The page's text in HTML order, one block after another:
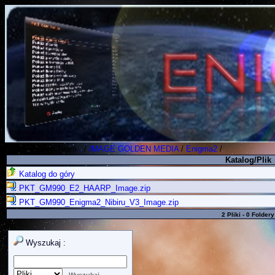
Polish Koders Team . / IMAGE GOLDEN MEDIA/ Enigma2 /
Katalog/Plik
Katalog do góry
PKT_GM990_E2_HAARP_Image.zip
PKT_GM990_Enigma2_Nibiru_V3_Image.zip
2 Pliki - 0 Foldery
Wyszukaj :